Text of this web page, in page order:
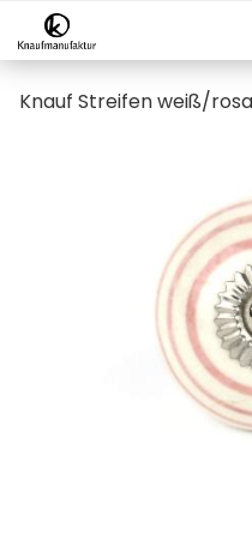
Knauf Streifen weiß/rosa